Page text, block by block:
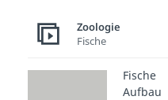
Schakale
Schweiz
Der
Zoologie
Fische
Fische
Aufbau